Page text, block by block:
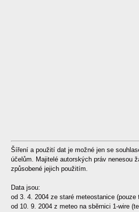
Šíření a použití dat je možné jen se
účelům. Majitelé autorských práv nenesou
způsobené jejich použitím.
Data jsou:
od 3. 4. 2004 ze staré meteostanice (pouze
od 10. 9. 2004 z meteo na sběrnici 1-wire